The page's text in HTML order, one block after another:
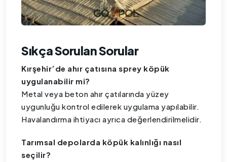
Sıkça Sorulan Sorular
Kırşehir’de ahır çatısına sprey köpük
uygulanabilir mi?
Metal veya beton ahır çatılarında yüzey
uygunluğu kontrol edilerek uygulama yapılabilir.
Havalandırma ihtiyacı ayrıca değerlendirilmelidir.
Tarımsal depolarda köpük kalınlığı nasıl
seçilir?